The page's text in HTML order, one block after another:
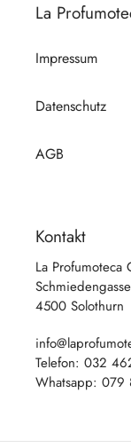
La
Impressum
Datenschutz
AGB
Kontakt
La Profumoteca
4500 Solothurn
Telefon: 032
Whatsapp: 079